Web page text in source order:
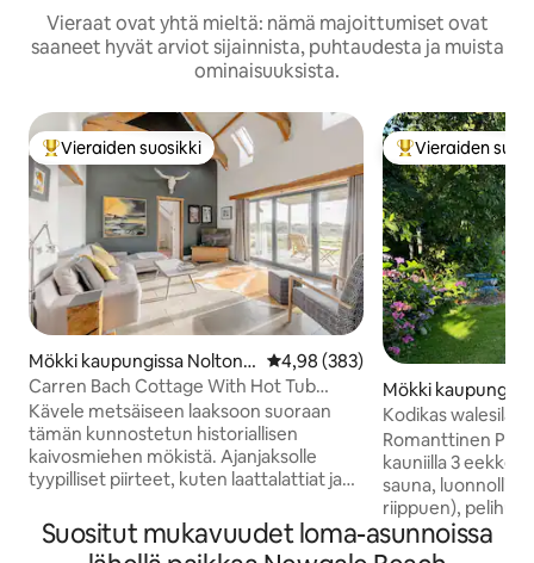
Vieraat ovat yhtä mieltä: nämä majoittumiset ovat
saaneet hyvät arviot sijainnista, puhtaudesta ja muista
ominaisuuksista.
Vieraiden suosikkien parhaimmistoa
Vieraiden suosikki
Mökki kaupungissa Nolton
Haven
Keskimääräinen arvio 4,98/5,
4,98 (383)
Carren Bach Cottage With Hot Tub
Cabin and BBQ Deck
Kävele metsäiseen laaksoon suoraan
tämän kunnostetun historiallisen
kaivosmiehen mökistä. Ajanjaksolle
tyypilliset piirteet, kuten laattalattiat ja
nykyaikaisiin mukavuuksiin, kuten
lattialämmitykseen ja vapaasti seisovaan
Vieraiden
Vieraiden
Mökki
keshire
Kodikas
hehtaarin alueella
Romanttinen
kauniilla 3
sauna,
riippuen),
Kävelyretkiä
upeita rantoja ja
Suositut mukavuudet loma-asunnoissa